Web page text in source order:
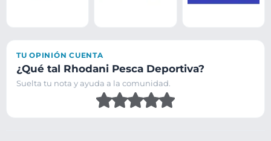
TU OPINIÓN CUENTA
¿Qué tal Rhodani Pesca Deportiva?
Suelta tu nota y ayuda a la comunidad.